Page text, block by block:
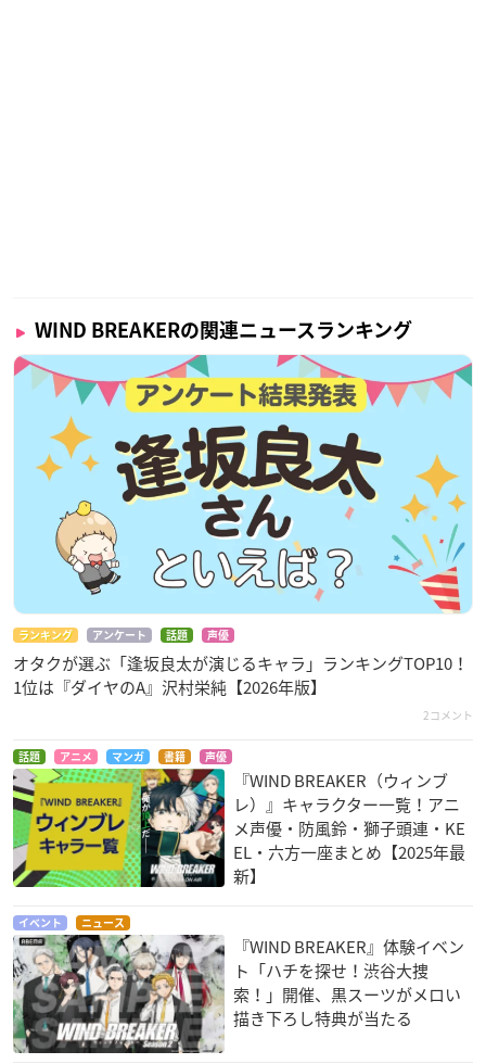
WIND BREAKERの関連ニュースランキング
ランキング アンケート 話題 声優
オタクが選ぶ「逢坂良太が演じるキャラ」ランキングTOP10！
1位は『ダイヤのA』沢村栄純【2026年版】
2コメント
話題 アニメ マンガ 書籍 声優
『WIND BREAKER（ウィンブ
レ）』キャラクター一覧！アニ
メ声優・防風鈴・獅子頭連・KE
EL・六方一座まとめ【2025年最
新】
イベント ニュース
『WIND BREAKER』体験イベン
ト「ハチを探せ！渋谷大捜
索！」開催、黒スーツがメロい
描き下ろし特典が当たる